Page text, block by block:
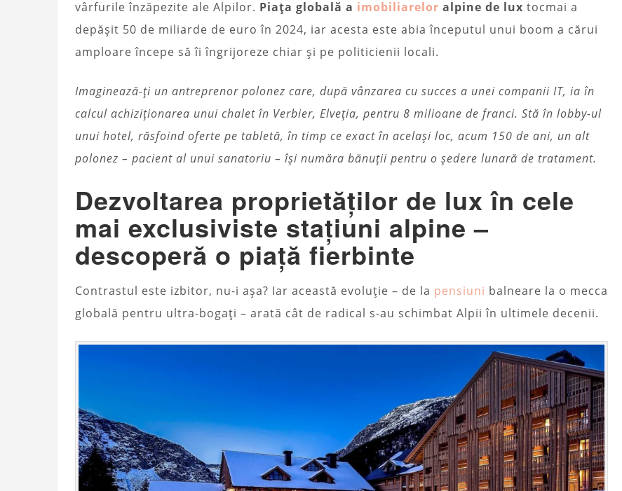
vârfurile înzăpezite ale Alpilor. Piața globală a imobiliarelor alpine de lux tocmai a
depășit 50 de miliarde de euro în 2024, iar acesta este abia începutul unui boom a cărui
amploare începe să îi îngrijoreze chiar și pe politicienii locali.
Imaginează-ți un antreprenor polonez care, după vânzarea cu succes a unei companii IT, ia în
calcul achiziționarea unui chalet în Verbier, Elveția, pentru 8 milioane de franci. Stă în lobby-ul
unui hotel, răsfoind oferte pe tabletă, în timp ce exact în același loc, acum 150 de ani, un alt
polonez – pacient al unui sanatoriu – își număra bănuții pentru o ședere lunară de tratament.
Dezvoltarea proprietăților de lux în cele
mai exclusiviste stațiuni alpine –
descoperă o piață fierbinte
Contrastul este izbitor, nu-i așa? Iar această evoluție – de la pensiuni balneare la o mecca
globală pentru ultra-bogați – arată cât de radical s-au schimbat Alpii în ultimele decenii.